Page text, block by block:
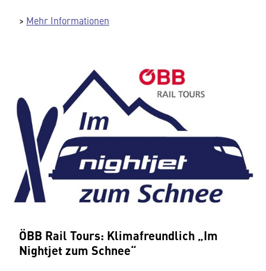
> Mehr Informationen
ÖBB Rail Tours: Klimafreundlich „Im
Nightjet zum Schnee“